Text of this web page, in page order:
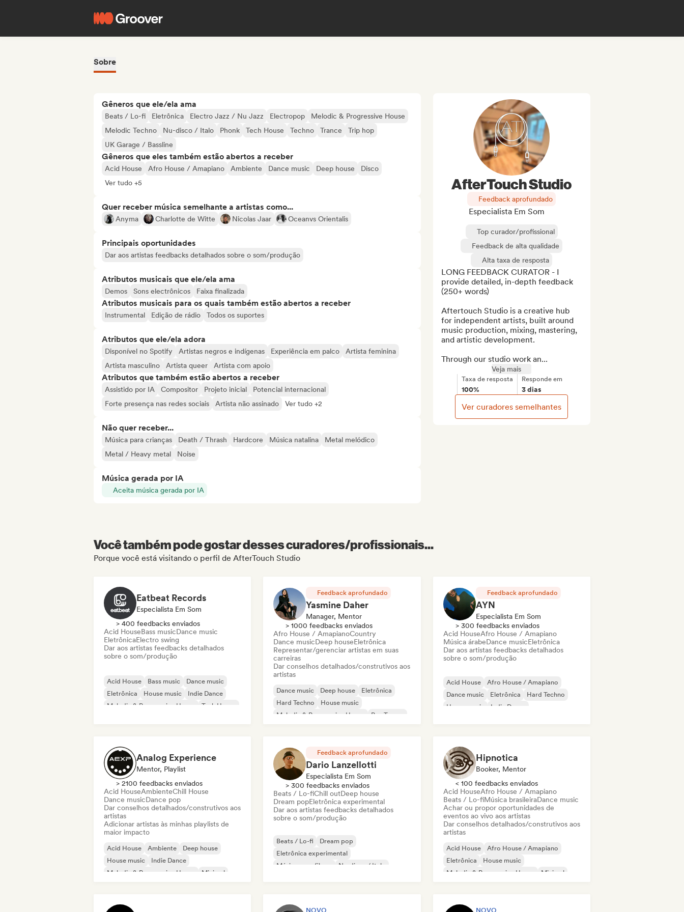
Sobre
Gêneros que ele/ela ama
Beats / Lo-fi Eletrônica Electro Jazz / Nu Jazz Electropop
Melodic & Progressive House
Melodic Techno
Nu-disco / Italo Phonk Tech House Techno Trance
Trip hop
UK Garage / Bassline
Gêneros que eles também estão abertos a receber
Acid House Afro House / Amapiano Ambiente Dance music Deep house
Disco
Ver tudo +5
Quer receber música semelhante a artistas como...
Anyma Charlotte de Witte Nicolas Jaar Oceanvs Orientalis
Principais oportunidades
Dar aos artistas feedbacks detalhados sobre o som/produção
Atributos musicais que ele/ela ama
Demos Sons electrônicos Faixa finalizada
Atributos musicais para os quais também estão abertos a receber
Instrumental Edição de rádio Todos os suportes
Atributos que ele/ela adora
Disponível no Spotify Artistas negros e indígenas Experiência em palco
Artista feminina
Artista masculino
Artista queer Artista com apoio
Atributos que também estão abertos a receber
Assistido por IA Compositor Projeto inicial
Potencial internacional
Forte presença nas redes sociais
Artista não assinado Ver tudo +2
Não quer receber...
Música para crianças Death / Thrash Hardcore Música natalina
Metal melódico
Metal / Heavy metal
Noise
Música gerada por IA
Aceita música gerada por IA
AfterTouch Studio
Feedback aprofundado
Especialista Em Som
Top curador/profissional
Feedback de alta qualidade
Alta taxa de resposta
LONG FEEDBACK CURATOR - I
provide detailed, in-depth feedback
(250+ words)
Aftertouch Studio is a creative hub
for independent artists, built around
music production, mixing, mastering,
and artistic development.
Through our studio work an...
Veja mais
Taxa de resposta
100%
Responde em
3 dias
Ver curadores semelhantes
Você também pode gostar desses curadores/profissionais...
Porque você está visitando o perfil de AfterTouch Studio
Eatbeat Records
Especialista Em Som
> 400 feedbacks enviados
Acid HouseBass musicDance music
EletrônicaElectro swing
Dar aos artistas feedbacks detalhados
sobre o som/produção
Acid House Bass music
Dance music
Eletrônica
House music
Indie Dance
Melodic & Progressive House
Tech House
Feedback aprofundado
Yasmine Daher
Manager, Mentor
> 1000 feedbacks enviados
Afro House / AmapianoCountry
Dance musicDeep houseEletrônica
Representar/gerenciar artistas em suas
carreiras
Dar conselhos detalhados/construtivos aos
artistas
Dance music Deep house
Eletrônica
Hard Techno
House music
Melodic & Progressive House
Psy-Trance
Feedback aprofundado
AYN
Especialista Em Som
> 300 feedbacks enviados
Acid HouseAfro House / Amapiano
Música árabeDance musicEletrônica
Dar aos artistas feedbacks detalhados
sobre o som/produção
Acid House
Afro House / Amapiano
Dance music
Eletrônica
Hard Techno
House music
Indie Dance
Analog Experience
Mentor, Playlist
> 2100 feedbacks enviados
Acid HouseAmbienteChill House
Dance musicDance pop
Dar conselhos detalhados/construtivos aos
artistas
Adicionar artistas às minhas playlists de
maior impacto
Acid House Ambiente
Deep house
House music
Indie Dance
Melodic & Progressive House
Minimal
Feedback aprofundado
Dario Lanzellotti
Especialista Em Som
> 300 feedbacks enviados
Beats / Lo-fiChill outDeep house
Dream popEletrônica experimental
Dar aos artistas feedbacks detalhados
sobre o som/produção
Beats / Lo-fi
Dream pop
Eletrônica experimental
Música para filmes
Nu-disco / Italo
Hipnotica
Booker, Mentor
< 100 feedbacks enviados
Acid HouseAfro House / Amapiano
Beats / Lo-fiMúsica brasileiraDance music
Achar ou propor oportunidades de
eventos ao vivo aos artistas
Dar conselhos detalhados/construtivos aos
artistas
Acid House
Afro House / Amapiano
Eletrônica
House music
Melodic & Progressive House
Minimal
NOVO NOVO